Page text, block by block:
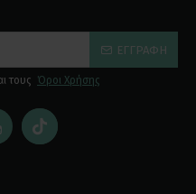
ΕΓΓΡΑΦΉ
τους Όροι Χρήσης